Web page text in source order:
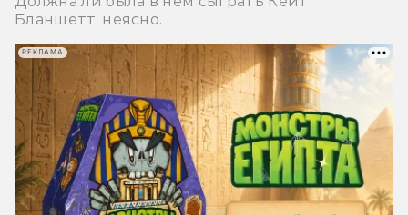
Бланшетт, неясно.
РЕКЛАМА